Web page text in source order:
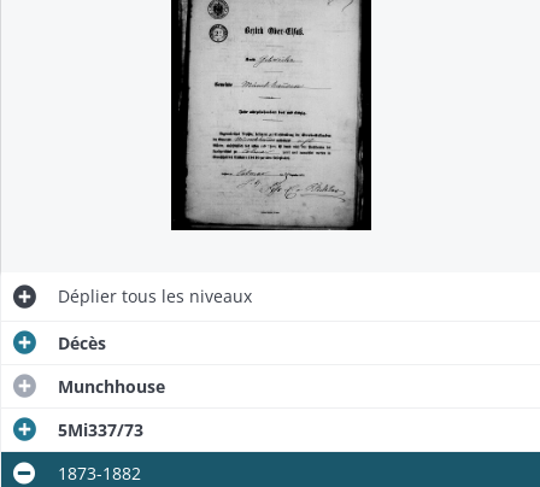
Déplier tous les niveaux
Décès
Munchhouse
5Mi337/73
1873-1882